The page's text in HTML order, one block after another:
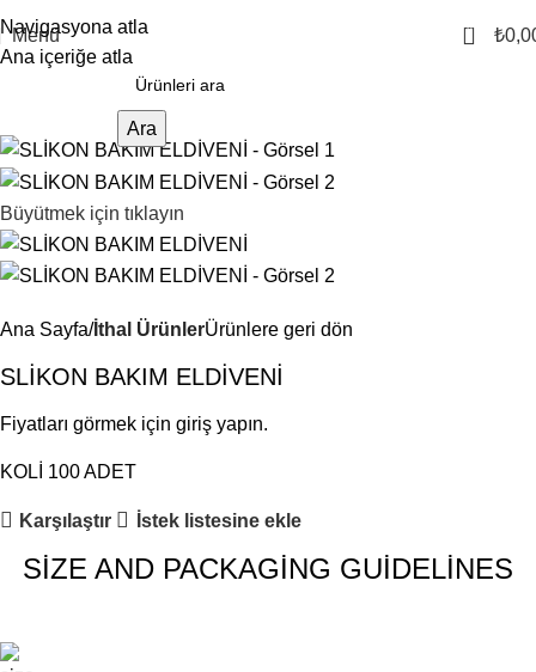
Navigasyona atla
Ana içeriğe atla
Menü 0 ₺
Ara
Büyütmek için tıklayın
Ana Sayfa İthal ÜrünlerÜrünlere geri dön
SLİKON BAKIM ELDİVENİ
Fiyatları görmek için giriş yapın.
KOLİ 100 ADET
Karşılaştır İstek listesine ekle
SIZE AND PACKAGING GUIDELINES